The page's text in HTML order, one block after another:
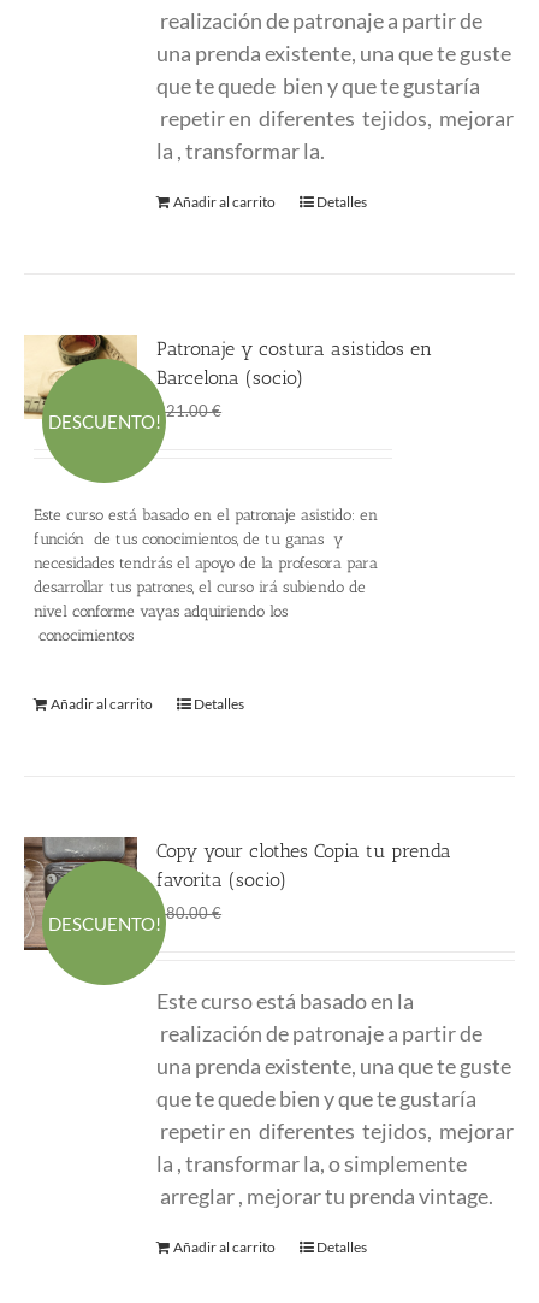
realización de patronaje a partir de
una prenda existente, una que te guste
que te quede bien y que te gustaría
repetir en diferentes tejidos, mejorar
la , transformar la.
Añadir al carrito Detalles
DESCUENTO!
Patronaje y costura asistidos en
Barcelona (socio)
221.00€
era:
221.00 €.
es:
146.00 €.
Este curso está basado en el patronaje asistido: en
función de tus conocimientos, de tu ganas y
necesidades tendrás el apoyo de la profesora para
desarrollar tus patrones, el curso irá subiendo de
nivel conforme vayas adquiriendo los
conocimientos
Añadir al carrito Detalles
DESCUENTO!
Copy your clothes Copia tu prenda
favorita (socio)
180.00€
era:
180.00 €.
es:
120.00 €.
Este curso está basado en la
realización de patronaje a partir de
una prenda existente, una que te guste
que te quede bien y que te gustaría
repetir en diferentes tejidos, mejorar
la , transformar la, o simplemente
arreglar , mejorar tu prenda vintage.
Añadir al carrito Detalles